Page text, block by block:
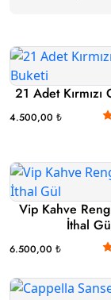
21 Adet
4.500,00 ₺
Vip Kahve
İthal
6.500,00 ₺